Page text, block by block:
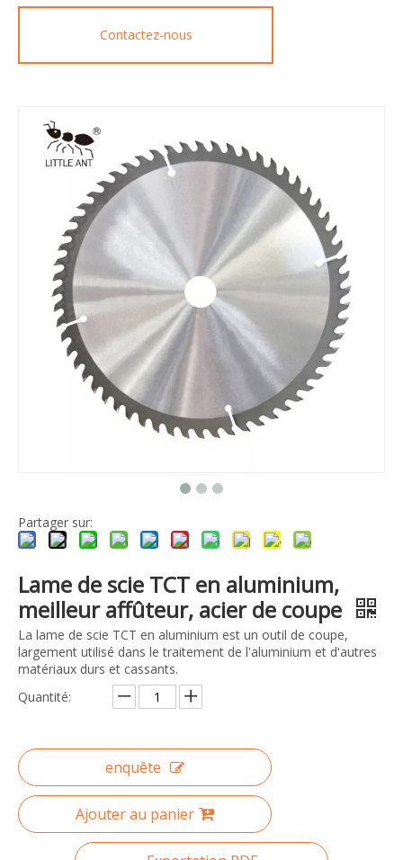
Contactez-nous
Partager sur:
Lame de scie TCT en aluminium,
meilleur affûteur, acier de coupe
La lame de scie TCT en aluminium est un outil de coupe,
largement utilisé dans le traitement de l'aluminium et d'autres
matériaux durs et cassants.
Quantité:
enquête
Ajouter au panier